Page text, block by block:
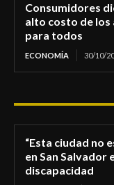
Consumidores
alto costo de los
para todos
ECONOMÍA 30/10/
“Esta ciudad no
en San Salvador
discapacidad